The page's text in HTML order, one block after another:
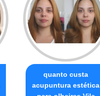
quanto custa
acupuntura estética